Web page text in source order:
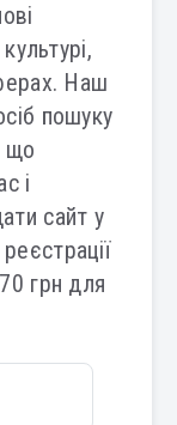
Наш
пошуку
що
і
сайт у
грн для